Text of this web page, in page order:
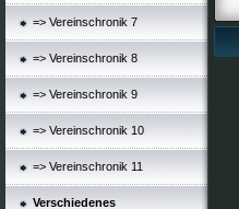
=> Vereinschronik 7
=> Vereinschronik 8
=> Vereinschronik 9
=> Vereinschronik 10
=> Vereinschronik 11
Verschiedenes